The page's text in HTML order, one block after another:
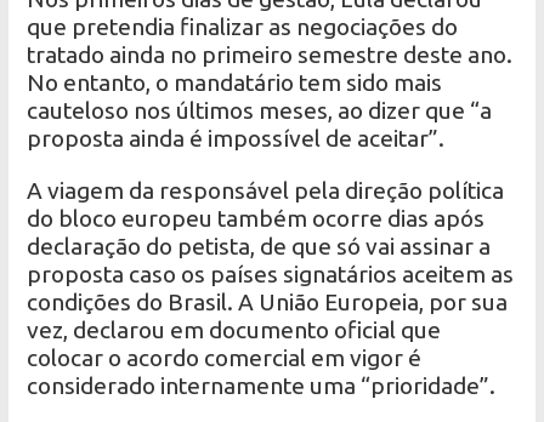
que pretendia finalizar as negociações do
tratado ainda no primeiro semestre deste ano.
No entanto, o mandatário tem sido mais
cauteloso nos últimos meses, ao dizer que “a
proposta ainda é impossível de aceitar”.
A viagem da responsável pela direção política
do bloco europeu também ocorre dias após
declaração do petista, de que só vai assinar a
proposta caso os países signatários aceitem as
condições do Brasil. A União Europeia, por sua
vez, declarou em documento oficial que
colocar o acordo comercial em vigor é
considerado internamente uma “prioridade”.